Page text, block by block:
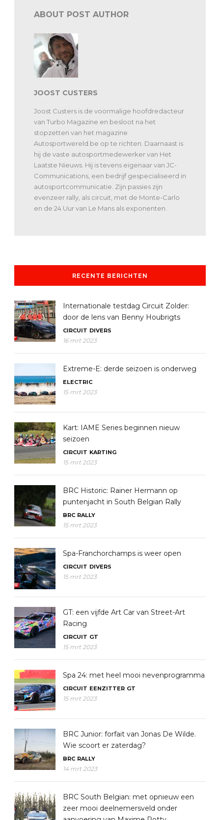
ABOUT POST AUTHOR
JOOST CUSTERS
Joost Custers is de voormalige hoofdredacteur
van Turbo Magazine en besloot na het
stopzetten van het magazine
Autosportwereld.be op te richten. Daarnaast is
hij de vaste autosportmedewerker van Het
Laatste Nieuws. Hij is tevens eigenaar van JC-
Communications, een bedrijf gespecialiseerd in
autosportcommunicatie. Zijn passies zijn
evenzeer rally, als circuit, met de Monte-Carlo
en de 24 Uur van Le Mans als exponenten.
RECENTE BERICHTEN
Internationale testdag Circuit Zolder:
door de lens van Benny Houbrigts
CIRCUIT DIVERS
16 mrt 2023
Extreme-E: derde seizoen is onderweg
ELECTRIC
15 mrt 2023
Kart: IAME Series beginnen nieuw
seizoen
CIRCUIT KARTING
15 mrt 2023
BRC Historic: Rainer Hermann op
puntenjacht in South Belgian Rally
BRC RALLY
15 mrt 2023
Spa-Franchorchamps is weer open
CIRCUIT DIVERS
15 mrt 2023
GT: een vijfde Art Car van Street-Art
Racing
CIRCUIT GT
15 mrt 2023
Spa 24: met heel mooi nevenprogramma
CIRCUIT EENZITTER GT
15 mrt 2023
BRC Junior: forfait van Jonas De Wilde.
Wie scoort er zaterdag?
BRC RALLY
14 mrt 2023
BRC South Belgian: met opnieuw een
zeer mooi deelnemersveld onder